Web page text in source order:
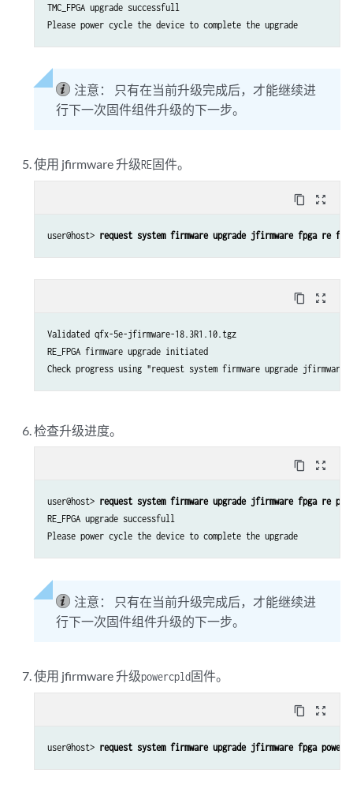
TMC_FPGA upgrade successfull
注意：
只有在当前升级完成后，才能继续进
行下一次固件组件升级的下一步。
使用 jfirmware 升级RE固件。
content_copy zoom_out_map
user@host> request system firmware upgrade jfirmware fpga re
content_copy zoom_out_map
Validated qfx-5e-jfirmware-18.3R1.10.tgz
RE_FPGA firmware upgrade initiated
检查升级进度。
content_copy zoom_out_map
user@host> request system firmware upgrade jfirmware fpga re
RE_FPGA upgrade successfull
注意：
只有在当前升级完成后，才能继续进
行下一次固件组件升级的下一步。
使用 jfirmware 升级powercpld固件。
content_copy zoom_out_map
user@host> request system firmware upgrade jfirmware fpga